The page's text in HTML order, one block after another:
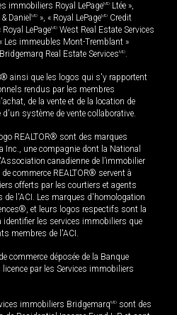
immobiliers Royal LePageMD Ltée »,
Daniel MD », « Royal LePageMD Credit
Royal LePageMD West Real Estate Services
Les immeubles Mont-Tremblant »
Real Estate ServicesMD.
ainsi que les logos qui s'y rapportent
rendus par les membres
de la vente et de la location de
système de vente collaborative.
REALTOR® sont des marques
Inc., une compagnie dont la National
canadienne de l’immobilier
commerce REALTOR® servent à
offerts par les courtiers et agents
de l'ACI. Les marques d'homologation
et leurs logos respectifs sont la
identifier les services immobiliers que
membres de l'ACI.
commerce déposée de la Banque
par les Services immobiliers
immobiliers BridgemarqMD sont des